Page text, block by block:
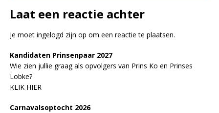
Laat een reactie achter
Je moet ingelogd zijn op om een reactie te plaatsen.
Kandidaten Prinsenpaar 2027
Wie zien jullie graag als opvolgers van Prins Ko en Prinses
Lobke?
KLIK HIER
Carnavalsoptocht 2026